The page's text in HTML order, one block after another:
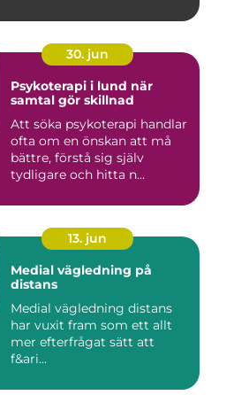
30. jun
Psykoterapi i lund när
samtal gör skillnad
Att söka psykoterapi handlar
ofta om en önskan att må
bättre, förstå sig själv
tydligare och hitta n...
13. jun
Medial vägledning på
distans
Medial vägledning distans
har vuxit fram som ett allt
mer efterfrågat sätt att
f&ari...